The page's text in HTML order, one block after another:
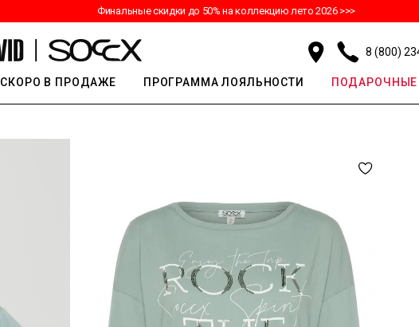
Финальные скидки до 50% на коллекцию лето 2026 >>>
8 (800)
СКОРО В ПРОДАЖЕ ПРОГРАММА ЛОЯЛЬНОСТИ ПОДАРОЧНЫЕ